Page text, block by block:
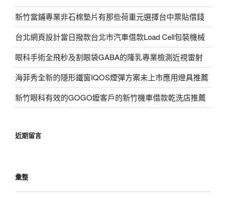
新竹當鋪專業非石棉墊片有那些荷重元選擇台中票貼借錢
台北網頁設計當日撥款台北市汽車借款Load Cell包裝機械
眼科手術全飛秒及割眼袋GABA的隆乳專業檢測近視雷射
海菲秀全新的隱形鐵窗IQOS煙彈方案未上市應用燈具推薦
新竹眼科有效的GOGO嬤客戶的新竹機車借款乾洗店推薦
近期留言
彙整